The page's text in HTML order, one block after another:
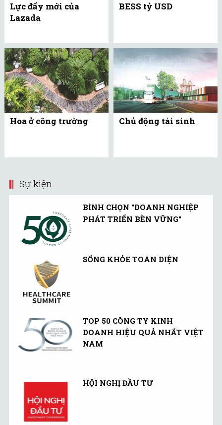
Lực đẩy mới của
Lazada
BESS tỷ USD
Hoa ở công trường Chủ động tái sinh
Sự kiện
BÌNH CHỌN "DOANH NGHIỆP
PHÁT TRIỂN BỀN VỮNG"
SỐNG KHỎE TOÀN DIỆN
TOP 50 CÔNG TY KINH
DOANH HIỆU QUẢ NHẤT VIỆT
NAM
HỘI NGHỊ ĐẦU TƯ